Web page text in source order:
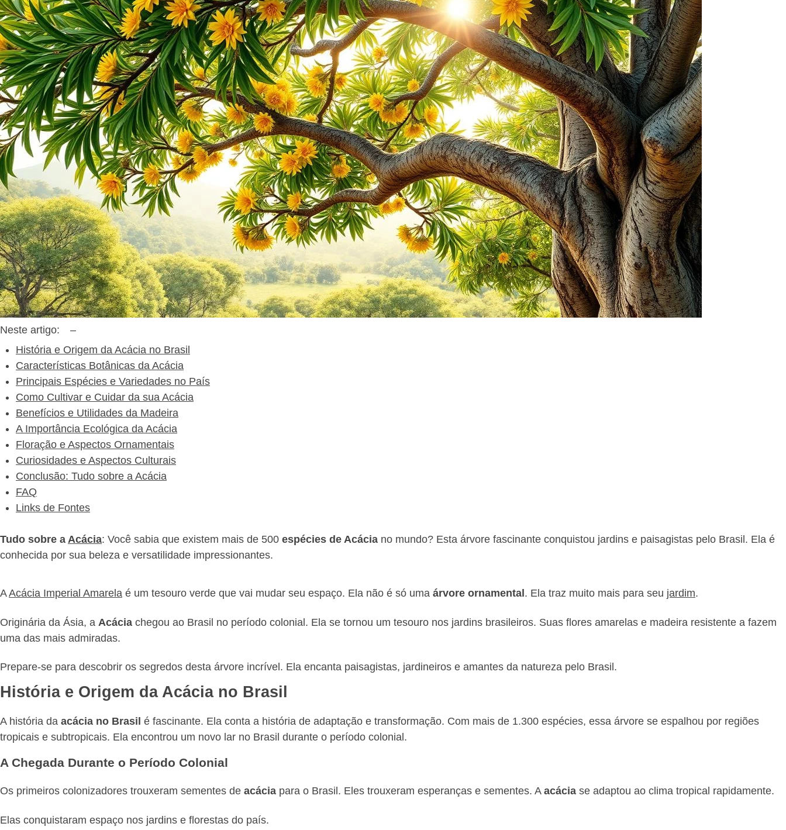
Neste artigo:
–
História e Origem da Acácia no Brasil
Características Botânicas da Acácia
Principais Espécies e Variedades no País
Como Cultivar e Cuidar da sua Acácia
Benefícios e Utilidades da Madeira
A Importância Ecológica da Acácia
Floração e Aspectos Ornamentais
Curiosidades e Aspectos Culturais
Conclusão: Tudo sobre a Acácia
FAQ
Links de Fontes
Tudo sobre a Acácia: Você sabia que existem mais de 500 espécies de Acácia no mundo? Esta árvore fascinante conquistou jardins e paisagistas pelo Brasil. Ela é
conhecida por sua beleza e versatilidade impressionantes.
AAcácia Imperial Amarela é um tesouro verde que vai mudar seu espaço. Ela não é só uma árvore ornamental . Ela traz muito mais para seu jardim.
Originária da Ásia, a Acácia chegou ao Brasil no período colonial. Ela se tornou um tesouro nos jardins brasileiros. Suas flores amarelas e madeira resistente a fazem
uma das mais admiradas.
Prepare-se para descobrir os segredos desta árvore incrível. Ela encanta paisagistas, jardineiros e amantes da natureza pelo Brasil.
História e Origem da Acácia no Brasil
A história da acácia no Brasil é fascinante. Ela conta a história de adaptação e transformação. Com mais de 1.300 espécies, essa árvore se espalhou por regiões
tropicais e subtropicais. Ela encontrou um novo lar no Brasil durante o período colonial.
A Chegada Durante o Período Colonial
Os primeiros colonizadores trouxeram sementes de acácia para o Brasil. Eles trouxeram esperanças e sementes. A acácia se adaptou ao clima tropical rapidamente.
Elas conquistaram espaço nos jardins e florestas do país.